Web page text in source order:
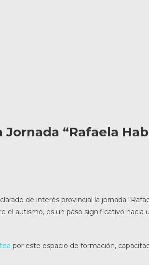
“Rafaela
de interés provincial la jornada
el autismo, es un paso significativo hacia
por este espacio de formación,